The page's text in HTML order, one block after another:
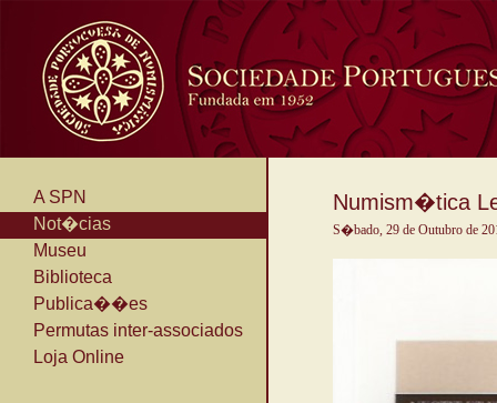
A SPN
Not�cias
Museu
Biblioteca
Publica��es
Permutas inter-associados
Loja Online
Numism�tica
S�bado, 29 de Outubro de